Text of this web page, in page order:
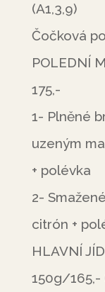
(A1,3,9)
Čočková
POLEDNÍ
175,-
1- Plněné
uzeným
+ polévka
2-
citrón +
HLAVNÍ
150g/165,-